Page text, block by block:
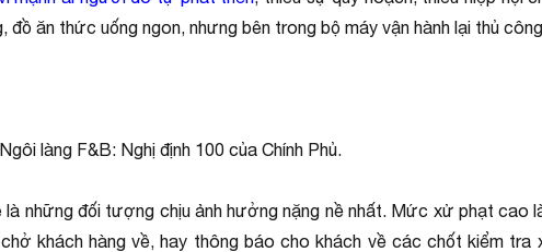
ăn thức uống ngon, nhưng bên trong bộ máy vận hành lại thủ
làng F&B: Nghị định 100 của Chính Phủ.
là những đối tượng chịu ảnh hưởng nặng nề nhất. Mức xử phạt
khách hàng về, hay thông báo cho khách về các chốt kiểm tra